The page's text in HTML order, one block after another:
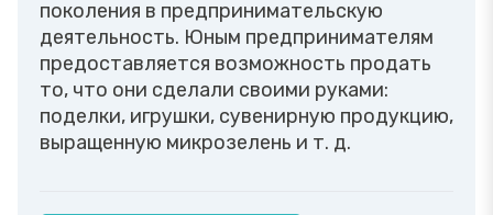
поколения в предпринимательскую
деятельность. Юным предпринимателям
предоставляется возможность продать
то, что они сделали своими руками:
поделки, игрушки, сувенирную продукцию,
выращенную микрозелень и т. д.